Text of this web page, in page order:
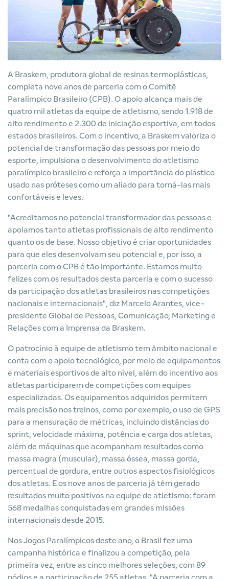
A Braskem, produtora global de resinas termoplásticas,
completa nove anos de parceria como Comitê
Paralímpico Brasileiro (CPB). O apoio alcança mais de
quatro mil atletas da equipe de atletismo, sendo 1.918 de
alto rendimento e 2.300 de iniciação esportiva, em todos
estados brasileiros. Com o incentivo, a Braskem valoriza o
potencial de transformação das pessoas por meio do
esporte, impulsiona o desenvolvimento do atletismo
paralímpico brasileiro e reforça a importância do plástico
usado nas próteses como um aliado para torná-las mais
confortáveis e leves.
"Acreditamos no potencial transformador das pessoas e
apoiamos tanto atletas profissionais de alto rendimento
quanto os de base. Nosso objetivo é criar oportunidades
para que eles desenvolvam seu potencial e, por isso, a
parceria com o CPB é tão importante. Estamos muito
felizes com os resultados desta parceria e com o sucesso
da participação dos atletas brasileiros nas competições
nacionais e internacionais", diz Marcelo Arantes, vice-
presidente Global de Pessoas, Comunicação, Marketing e
Relações com a Imprensa da Braskem.
O patrocínio à equipe de atletismo tem âmbito nacional e
conta com o apoio tecnológico, por meio de equipamentos
e materiais esportivos de alto nível, além do incentivo aos
atletas participarem de competições com equipes
especializadas. Os equipamentos adquiridos permitem
mais precisão nos treinos, como por exemplo, o uso de GPS
para a mensuração de métricas, incluindo distâncias do
sprint, velocidade máxima, potência e carga dos atletas,
além de máquinas que acompanham resultados como
massa magra (muscular), massa óssea, massa gorda,
percentual de gordura, entre outros aspectos fisiológicos
dos atletas. E os nove anos de parceria já têm gerado
resultados muito positivos na equipe de atletismo: foram
568 medalhas conquistadas em grandes missões
internacionais desde 2015.
Nos Jogos Paralímpicos deste ano, o Brasil fez uma
campanha histórica e finalizou a competição, pela
primeira vez, entre as cinco melhores seleções, com 89